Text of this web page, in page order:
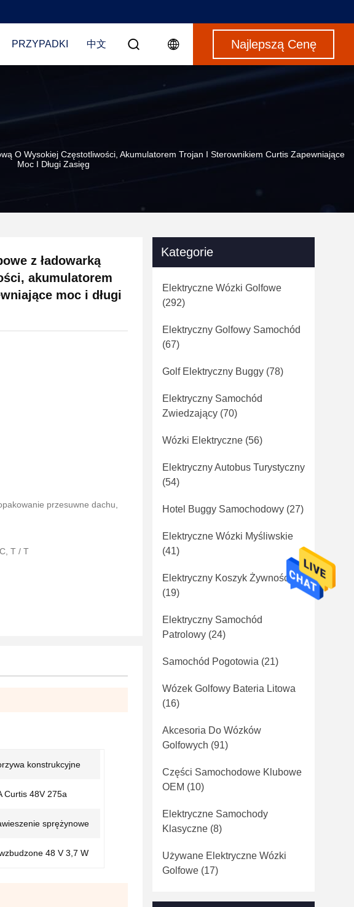
PRZYPADKI 中文 Najlepszą Cenę
O Wysokiej Częstotliwości, Akumulatorem Trojan I Sterownikiem Curtis Zapewniające
Moc I Długi Zasięg
z ładowarką
akumulatorem
moc i długi
przesuwne dachu,
T / T
konstrukcyjne
Curtis 48V 275a
sprężynowe
48 V 3,7 W
Kategorie
Elektryczne Wózki Golfowe
(292)
Elektryczny Golfowy Samochód
(67)
Golf Elektryczny Buggy (78)
Elektryczny Samochód
Zwiedzający (70)
Wózki Elektryczne (56)
Elektryczny Autobus Turystyczny
(54)
Hotel Buggy Samochodowy (27)
Elektryczne Wózki Myśliwskie
(41)
Elektryczny Koszyk Żywności
(19)
Elektryczny Samochód
Patrolowy (24)
Samochód Pogotowia (21)
Wózek Golfowy Bateria Litowa
(16)
Akcesoria Do Wózków
Golfowych (91)
Części Samochodowe Klubowe
OEM (10)
Elektryczne Samochody
Klasyczne (8)
Używane Elektryczne Wózki
Golfowe (17)